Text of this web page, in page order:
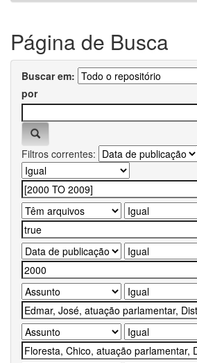
Página de Busca
Buscar em:
por
Filtros correntes: